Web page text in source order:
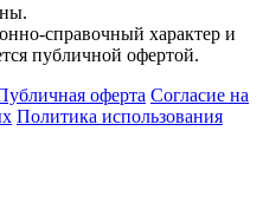
справочный характер и
публичной офертой.
оферта Согласие на
Политика использования